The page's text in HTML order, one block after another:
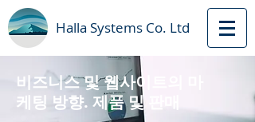
Halla Systems Сo. Ltd
비즈니스 및 웹사이트의 마
케팅 방향. 제품 및 판매